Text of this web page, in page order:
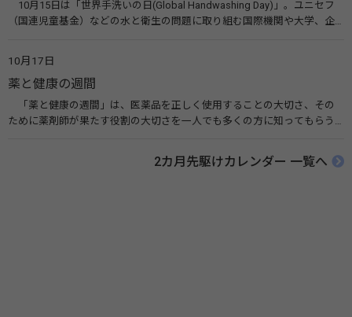
10月15日は「世界手洗いの日(Global Handwashing Day)」。ユニセフ
（国連児童基金）などの水と衛生の問題に取り組む国際機関や大学、企
10月17日
薬と健康の週間
「薬と健康の週間」は、医薬品を正しく使用することの大切さ、その
ために薬剤師が果たす役割の大切さを一人でも多くの方に知ってもらう
伝えたい！薬との付き合い方」（保健指導リソースガイド）
2カ月先駆けカレンダー 一覧へ